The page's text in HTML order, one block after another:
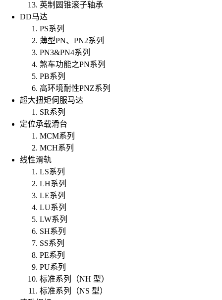
英制圆锥滚子轴承
DD马达
PS系列
薄型PN、PN2系列
PN3&PN4系列
煞车功能之PN系列
PB系列
高环境耐性PNZ系列
超大扭矩伺服马达
SR系列
定位承载滑台
MCM系列
MCH系列
线性滑轨
LS系列
LH系列
LE系列
LU系列
LW系列
SH系列
SS系列
PE系列
PU系列
标准系列（NH 型）
标准系列（NS 型）